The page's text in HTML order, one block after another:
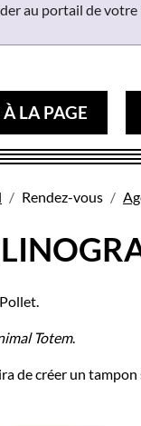
au portail de
LA PAGE
Rendez-vous
Totem.
de créer un